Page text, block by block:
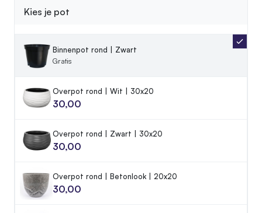
Kies je pot
Binnenpot rond | Zwart
Gratis
Overpot rond | Wit | 30x20
30,00
Overpot rond | Zwart | 30x20
30,00
Overpot rond | Betonlook | 20x20
30,00